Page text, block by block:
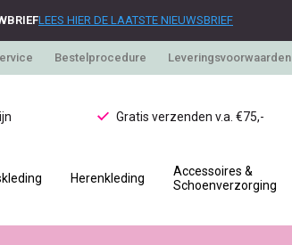
LEES HIER DE LAATSTE NIEUWSBRIEF
Bestelprocedure Leveringsvoorwaarden
Gratis verzenden v.a. €75,-
Herenkleding
Accessoires &
Schoenverzorging